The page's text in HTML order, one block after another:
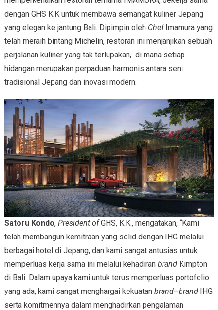
dengan GHS K.K untuk membawa semangat kuliner Jepang
yang elegan ke jantung Bali. Dipimpin oleh ChefImamura yang
telah meraih bintang Michelin, restoran ini menjanjikan sebuah
perjalanan kuliner yang tak terlupakan, di mana setiap
hidangan merupakan perpaduan harmonis antara seni
tradisional Jepang dan inovasi modern.
Satoru Kondo, President ofGHS, K.K., mengatakan, “Kami
telah membangun kemitraan yang solid dengan IHG melalui
berbagai hotel di Jepang, dan kami sangat antusias untuk
memperluas kerja sama ini melalui kehadiran brandKimpton
di Bali. Dalam upaya kami untuk terus memperluas portofolio
yang ada, kami sangat menghargai kekuatan brand–brandIHG
serta komitmennya dalam menghadirkan pengalaman